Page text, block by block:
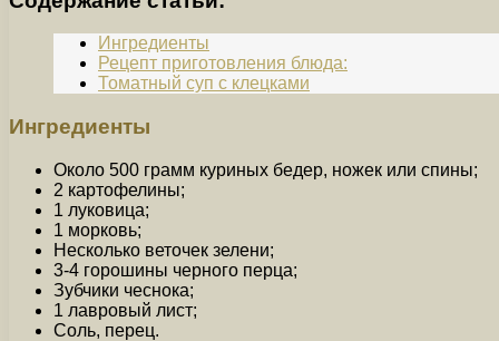
Ингредиенты
Рецепт приготовления блюда:
Томатный суп с клецками
Ингредиенты
Около 500 грамм куриных бедер, ножек или спины;
2 картофелины;
1 луковица;
1 морковь;
Несколько веточек зелени;
3-4 горошины черного перца;
Зубчики чеснока;
1 лавровый лист;
Соль, перец.